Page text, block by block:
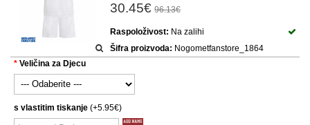
30.45€ 96.13€
Raspoloživost: Na zalihi
Šifra proizvoda: Nogometfanstore_1864
Veličina za Djecu
s vlastitim tiskanje (+5.95€)